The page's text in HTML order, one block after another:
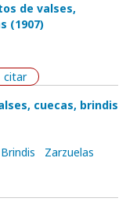
de valses,
(1907)
citar
cuecas, brindis
Brindis
Zarzuelas